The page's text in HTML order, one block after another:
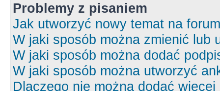
Problemy z pisaniem
Jak utworzyć nowy temat na
W jaki sposób można zmienić lub
W jaki sposób można dodać
W jaki sposób można utworzyć
Dlaczego nie można dodać